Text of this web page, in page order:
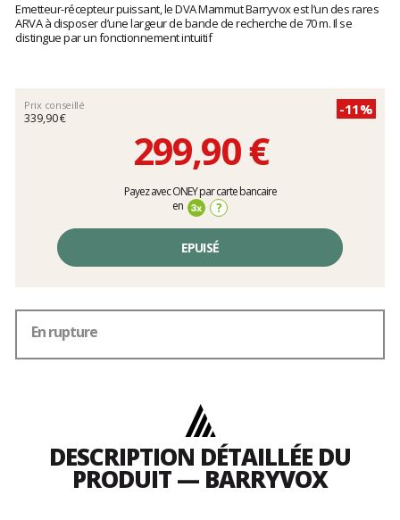
clients
5
sur
Emetteur-récepteur puissant, le DVA Mammut Barryvox est l’un des rares
ARVA à disposer d’une largeur de bande de recherche de 70 m. Il se
distingue par un fonctionnement intuitif
Prix conseillé
339,90 €
-11%
299,90 €
Payez avec ONEY par carte bancaire
en
?
EPUISÉ
En rupture
DESCRIPTION DÉTAILLÉE DU
PRODUIT — BARRYVOX